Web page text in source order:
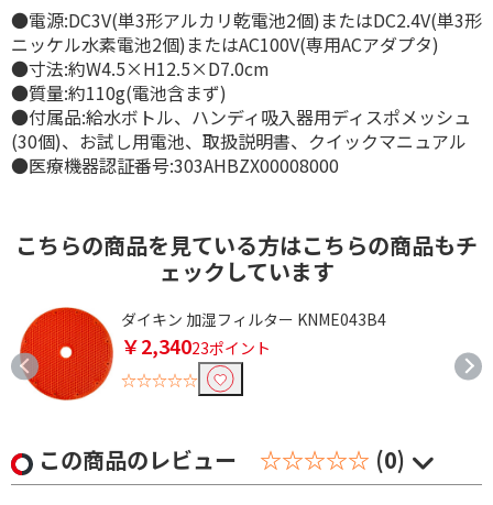
●電源:DC3V(単3形アルカリ乾電池2個)またはDC2.4V(単3形
ニッケル水素電池2個)またはAC100V(専用ACアダプタ)
●寸法:約W4.5×H12.5×D7.0cm
●質量:約110g(電池含まず)
●付属品:給水ボトル、ハンディ吸入器用ディスポメッシュ
(30個)、お試し用電池、取扱説明書、クイックマニュアル
●医療機器認証番号:303AHBZX00008000
こちらの商品を見ている方はこちらの商品もチ
ェックしています
ダイキン 加湿フィルター KNME043B4
￥2,34023ポイント
☆☆☆☆☆
この商品のレビュー ☆☆☆☆☆ (0)